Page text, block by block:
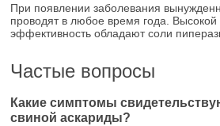
При появлении заболевания
проводят в любое время года. Высокой
эффективность обладают соли
Частые вопросы
Какие симптомы
свиной аскариды?